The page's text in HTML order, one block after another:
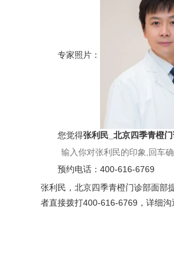
专家照片：
您觉得张利民_北京四季青橙
预约电话：400-616-6769
张利民，北京四季青橙门诊部面部
者直接拨打400-616-6769，详细沟